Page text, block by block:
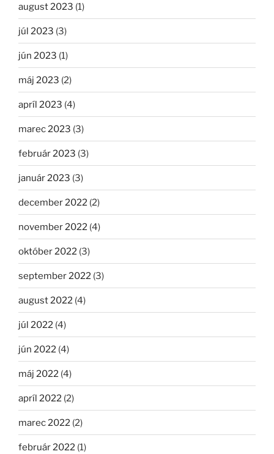
august 2023 (1)
júl 2023 (3)
jún 2023 (1)
máj 2023 (2)
apríl 2023 (4)
marec 2023 (3)
február 2023 (3)
január 2023 (3)
december 2022 (2)
november 2022 (4)
október 2022 (3)
september 2022 (3)
august 2022 (4)
júl 2022 (4)
jún 2022 (4)
máj 2022 (4)
apríl 2022 (2)
marec 2022 (2)
február 2022 (1)